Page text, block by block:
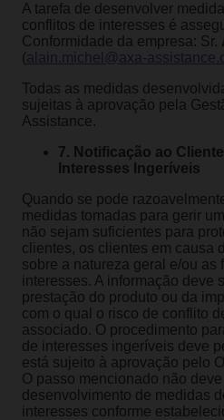
A tarefa de desenvolver
conflitos de interesses é
Conformidade da empresa: Sr.
(alain.michel@axa-
Todas as medidas
sujeitas à aprovação pela
Assistance.
7. Notificação ao
Interesses Ingeríveis
Quando se pode
medidas tomadas para gerir
não sejam suficientes para
clientes, os clientes em causa
sobre a natureza geral e/ou as
interesses. A informação deve
prestação do produto ou da
com o qual o risco de conflito
associado. O procedimento
de interesses ingeríveis deve
está sujeito à aprovação pelo
O passo mencionado não
desenvolvimento de medidas
interesses conforme